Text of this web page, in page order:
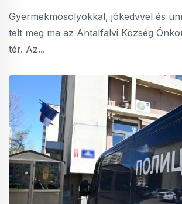
Gyermekmosolyokkal, jókedvvel és
telt meg ma az Antalfalvi Község
tér. Az...